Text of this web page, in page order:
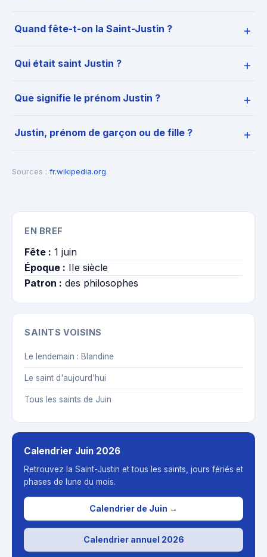
Quand fête-t-on la Saint-Justin ?
Qui était saint Justin ?
Que signifie le prénom Justin ?
Justin, prénom de garçon ou de fille ?
Sources : fr.wikipedia.org.
EN BREF
Fête : 1 juin
Époque : IIe siècle
Patron : des philosophes
SAINTS VOISINS
Le lendemain : Blandine
Le saint d'aujourd'hui
Tous les saints de Juin
Calendrier Juin 2026
Retrouvez la Saint-Justin et tous les saints, jours fériés et
phases de lune du mois.
Calendrier de Juin →
Calendrier annuel 2026